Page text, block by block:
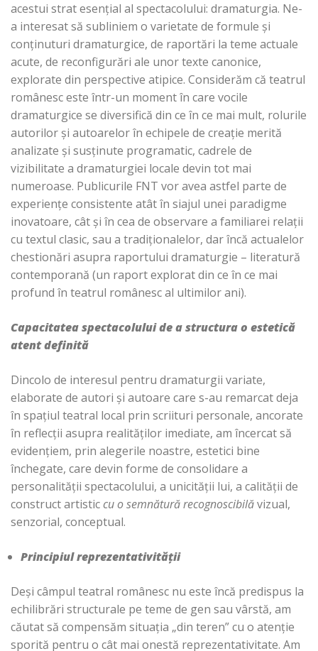
acestui strat esențial al spectacolului: dramaturgia. Ne-
a interesat să subliniem o varietate de formule și
conținuturi dramaturgice, de raportări la teme actuale
acute, de reconfigurări ale unor texte canonice,
explorate din perspective atipice. Considerăm că teatrul
românesc este într-un moment în care vocile
dramaturgice se diversifică din ce în ce mai mult, rolurile
autorilor și autoarelor în echipele de creație merită
analizate și susținute programatic, cadrele de
vizibilitate a dramaturgiei locale devin tot mai
numeroase. Publicurile FNT vor avea astfel parte de
experiențe consistente atât în siajul unei paradigme
inovatoare, cât și în cea de observare a familiarei relații
cu textul clasic, sau a tradiționalelor, dar încă actualelor
chestionări asupra raportului dramaturgie – literatură
contemporană (un raport explorat din ce în ce mai
profund în teatrul românesc al ultimilor ani).
Capacitatea spectacolului de a structura o estetică
atent definită
Dincolo de interesul pentru dramaturgii variate,
elaborate de autori și autoare care s-au remarcat deja
în spațiul teatral local prin scriituri personale, ancorate
în reflecții asupra realităților imediate, am încercat să
evidențiem, prin alegerile noastre, estetici bine
închegate, care devin forme de consolidare a
personalității spectacolului, a unicității lui, a calității de
construct artisticcu o semnătură recognoscibilăvizual,
senzorial, conceptual.
Principiul reprezentativității
Deși câmpul teatral românesc nu este încă predispus la
echilibrări structurale pe teme de gen sau vârstă, am
căutat să compensăm situația „din teren” cu o atenție
sporită pentru o cât mai onestă reprezentativitate. Am